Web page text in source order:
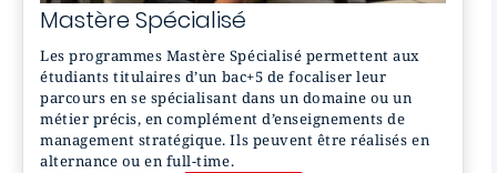
Mastère Spécialisé
Les programmes Mastère Spécialisé permettent aux
étudiants titulaires d’un bac+5 de focaliser leur
parcours en se spécialisant dans un domaine ou un
métier précis, en complément d’enseignements de
management stratégique. Ils peuvent être réalisés en
alternance ou en full-time.